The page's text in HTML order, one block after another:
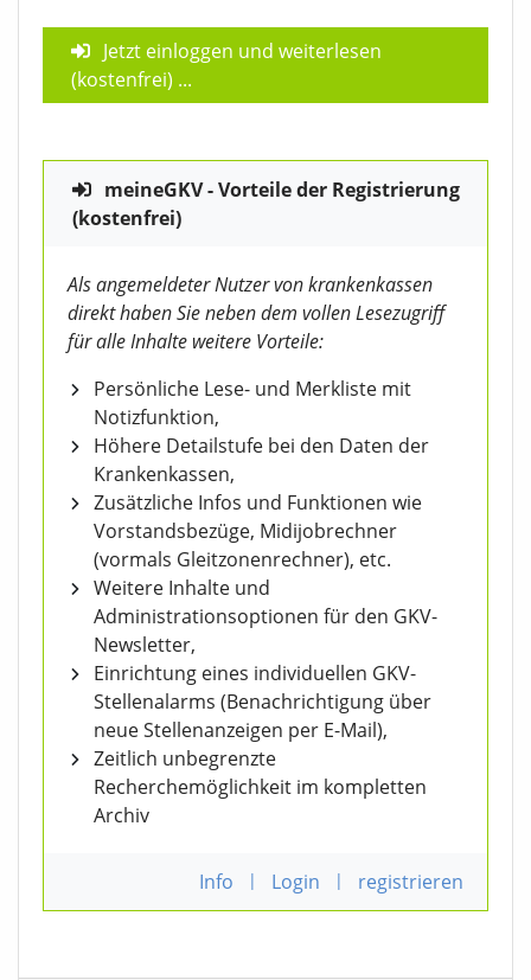
Jetzt einloggen und weiterlesen
(kostenfrei) ...
meineGKV - Vorteile der Registrierung
(kostenfrei)
Als angemeldeter Nutzer von krankenkassen
direkt haben Sie neben dem vollen Lesezugriff
für alle Inhalte weitere Vorteile:
Persönliche Lese- und Merkliste mit
Notizfunktion,
Höhere Detailstufe bei den Daten der
Krankenkassen,
Zusätzliche Infos und Funktionen wie
Vorstandsbezüge, Midijobrechner
(vormals Gleitzonenrechner), etc.
Weitere Inhalte und
Administrationsoptionen für den GKV-
Newsletter,
Einrichtung eines individuellen GKV-
Stellenalarms (Benachrichtigung über
neue Stellenanzeigen per E-Mail),
Zeitlich unbegrenzte
Recherchemöglichkeit im kompletten
Archiv
Info | Login | registrieren